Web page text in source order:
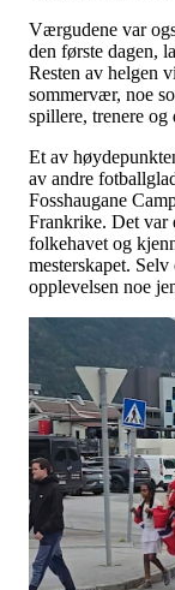
Værgudene var
den første dagen,
Resten av helgen
sommervær, noe
spillere, trenere og
Et av
av andre
Fosshaugane
Frankrike. Det var
folkehavet og
mesterskapet.
opplevelsen noe